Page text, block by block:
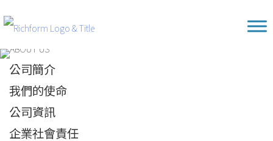
to
content
公司簡介
我們的使命
公司資訊
企業社會責任